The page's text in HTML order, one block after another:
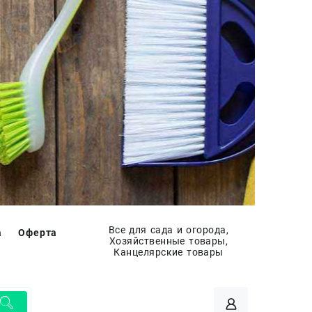
Все для сада и огорода,
Хозяйственные товары,
Канцелярские товары
Оферта